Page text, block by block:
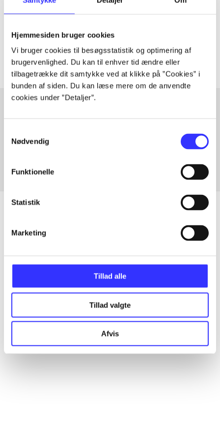
Hjemmesiden bruger cookies
Vi bruger cookies til besøgsstatistik og optimering af
brugervenlighed. Du kan til enhver tid ændre eller
tilbagetrække dit samtykke ved at klikke på ”Cookies” i
bunden af siden. Du kan læse mere om de anvendte
cookies under ”Detaljer”.
Nødvendig
Funktionelle
Statistik
Marketing
Tillad alle
Tillad valgte
Afvis
lorem ipsum dolor sit amet ...
Artiklerne i handler ofte om
Fra
Artikler
...